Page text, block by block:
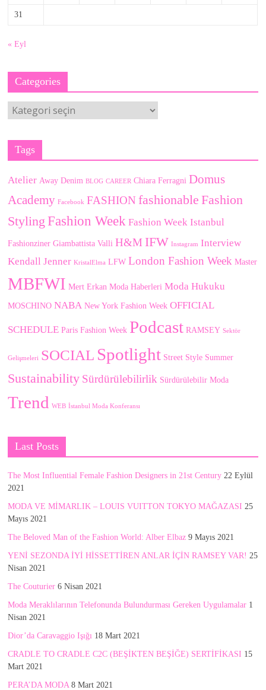
31
« Eyl
Categories
Categories
Tags
Atelier Away Denim BLOG CAREER Chiara Ferragni Domus
Academy Facebook FASHION fashionable Fashion
Styling Fashion Week Fashion Week Istanbul
Fashionziner Giambattista Valli H&M IFW Instagram Interview
Kendall Jenner KristalElma LFW London Fashion Week Master
MBFWI Mert Erkan Moda Haberleri Moda Hukuku
MOSCHINO NABA New York Fashion Week OFFICIAL
SCHEDULE Paris Fashion Week Podcast RAMSEY Sektör
Gelişmeleri SOCIAL Spotlight Street Style Summer
Sustainability Sürdürülebilirlik Sürdürülebilir Moda
Trend WEB İstanbul Moda Konferansı
Last Posts
The Most Influential Female Fashion Designers in 21st Century 22 Eylül
2021
MODA VE MİMARLIK – LOUIS VUITTON TOKYO MAĞAZASI 25
Mayıs 2021
The Beloved Man of the Fashion World: Alber Elbaz 9 Mayıs 2021
YENİ SEZONDA İYİ HİSSETTİREN ANLAR İÇİN RAMSEY VAR! 25
Nisan 2021
The Couturier 6 Nisan 2021
Moda Meraklılarının Telefonunda Bulundurması Gereken Uygulamalar 1
Nisan 2021
Dior’da Caravaggio Işığı 18 Mart 2021
CRADLE TO CRADLE C2C (BEŞİKTEN BEŞİĞE) SERTİFİKASI 15
Mart 2021
PERA’DA MODA 8 Mart 2021